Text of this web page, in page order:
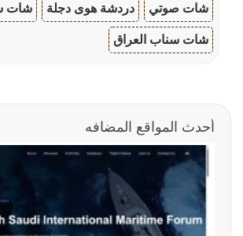
شات صوتي دردشة هوى دجلة شات
شات سناب العراق
أحدث المواقع المضافه